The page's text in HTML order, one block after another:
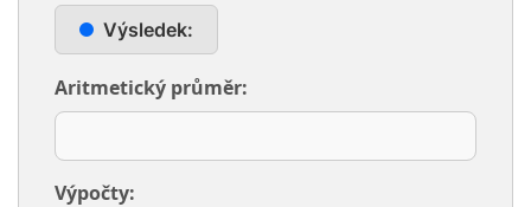
Výsledek:
Aritmetický průměr:
Výpočty: